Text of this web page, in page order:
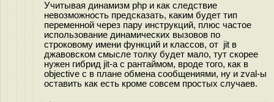
Учитывая динамизм php и как следствие
невозможность предсказать, каким будет тип
переменной через пару инструкций, плюс частое
использование динамических вызовов по
строковому имени функций и классов, от jit в
джавовском смысле толку будет мало, тут скорее
нужен гибрид jit-а с рантаймом, вроде того, как в
objective c в плане обмена сообщениями, ну и zval-ы
оставить как есть кроме совсем простых случаев.